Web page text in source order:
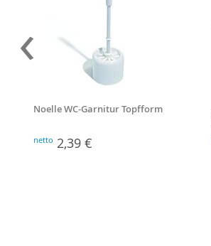
Noelle WC-Garnitur Topfform
netto 2,39 €
‹